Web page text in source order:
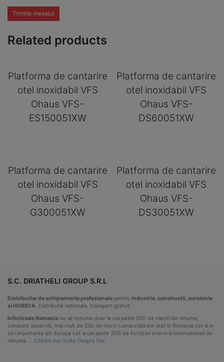
Trimite mesajul
Related products
Platforma de cantarire
otel inoxidabil VFS
Ohaus VFS-
ES150051XW
Platforma de cantarire
otel inoxidabil VFS
Ohaus VFS-
DS60051XW
Platforma de cantarire
otel inoxidabil VFS
Ohaus VFS-
G300051XW
Platforma de cantarire
otel inoxidabil VFS
Ohaus VFS-
DS30051XW
S.C. DRIATHELI GROUP S.R.L
Distribuitor de echipamente profesionale pentru industrie, constructii, curatenie
si HORECA . Distributie nationala, transport gratuit.
Infinitrade Romania nu se rezuma doar la cei peste 500 de clienti de renume,
constant deserviti, mai mult de 250 de marci comercializate atat in Romania cat si in
tari importante din Europa cat si cei peste 300 de furnizori interni si internationali de
renume … Citeste mai multe Despre Noi